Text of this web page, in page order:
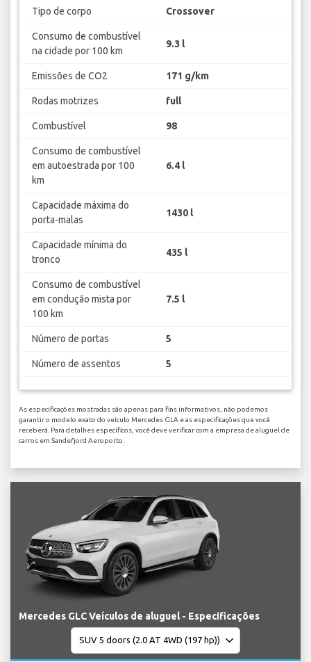
Tipo de corpo Crossover
Consumo de combustível
na cidade por 100 km
9.3 l
Emissões de CO2 171 g/km
Rodas motrizes full
Combustível 98
Consumo de combustível
em autoestrada por 100
km
6.4 l
Capacidade máxima do
porta-malas
1430 l
Capacidade mínima do
tronco
435 l
Consumo de combustível
em condução mista por
100 km
7.5 l
Número de portas 5
Número de assentos 5
As especificações mostradas são apenas para fins informativos, não podemos
garantir o modelo exato do veículo Mercedes GLA e as especificações que você
receberá. Para detalhes específicos, você deve verificar com a empresa de aluguel de
carros em Sandefjord Aeroporto.
Mercedes GLC Veículos de aluguel - Especificações